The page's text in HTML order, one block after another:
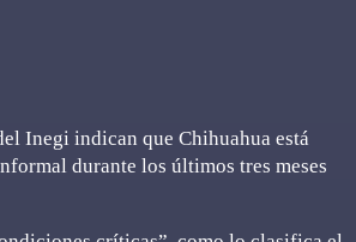
Inegi indican que Chihuahua está
durante los últimos tres meses